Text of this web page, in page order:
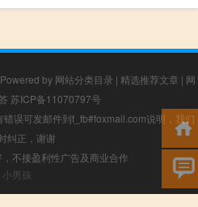
Powered by 网站分类目录 | 精选推荐文章 | 网
苏ICP备11070797号
误可发邮件到f_fb#foxmail.com说明，我们
纠正，谢谢
不接盈利性广告及商业合作
小男孩